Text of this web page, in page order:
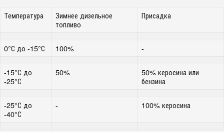
Температура
Зимнее дизельное
топливо
Присадка
0°С до -15°С 100% -
-15°С до
-25°С
50%
50% керосина или
бензина
-25°С до
-40°С
- 100% керосина